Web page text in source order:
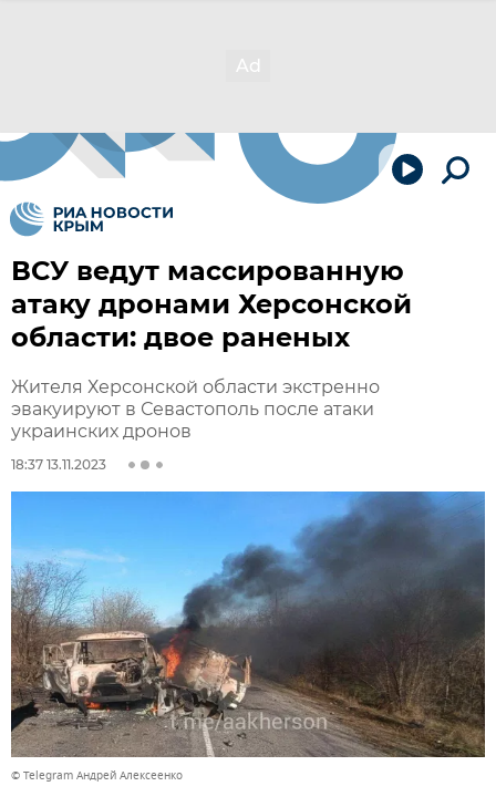
ВСУ ведут массированную
атаку дронами Херсонской
области: двое раненых
Жителя Херсонской области экстренно
эвакуируют в Севастополь после атаки
украинских дронов
18:37 13.11.2023
© Telegram Андрей Алексеенко